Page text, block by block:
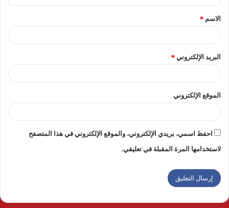
ق
*
الاسم *
البريد الإلكتروني*
الموقع الإلكتروني
احفظ اسمي، بريدي الإلكتروني، والموقع الإلكتروني في هذا المتصفح
لاستخدامها المرة المقبلة في تعليقي.